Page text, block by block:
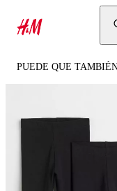
PUEDE QUE